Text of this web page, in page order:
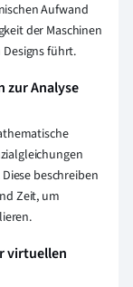
Aufwand
der Maschinen
führt.
zur Analyse
beschreiben
Zeit, um
virtuellen